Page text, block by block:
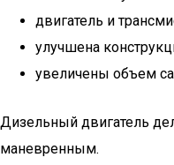
двигатель и
улучшена
увеличены объем
Дизельный двигатель
маневренным.